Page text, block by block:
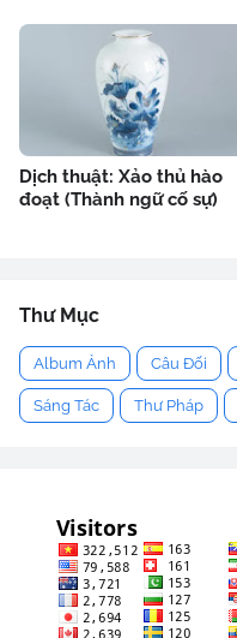
Dịch thuật: Xảo thủ hào
đoạt (Thành ngữ cố sự)
Thư Mục
Album Ảnh Câu Đối
Sáng Tác Thư Pháp